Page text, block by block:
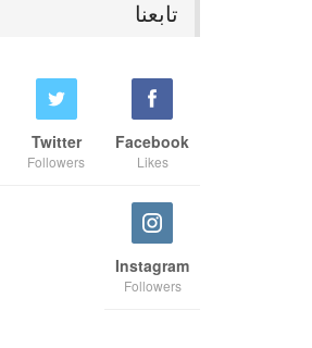
تابعنا
Facebook
Likes
Twitter
Followers
Instagram
Followers